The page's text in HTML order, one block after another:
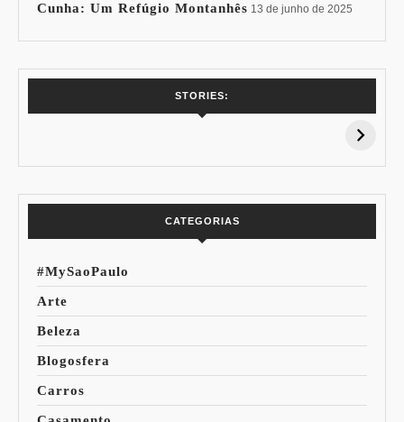
Cunha: Um Refúgio Montanhês 13 de junho de 2025
STORIES:
15% de
Pessoal: Os
CATEGORIAS
#MySaoPaulo
Arte
Beleza
Blogosfera
Carros